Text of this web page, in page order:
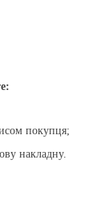
покупця;
накладну.